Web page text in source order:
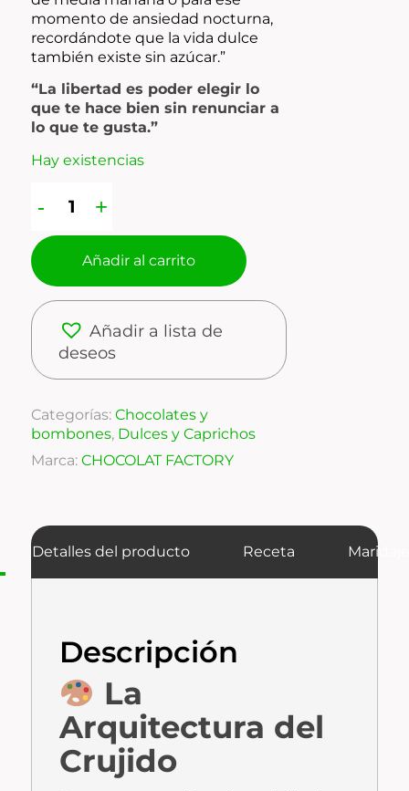
momento de ansiedad nocturna,
recordándote que la vida dulce
también existe sin azúcar.”
“La libertad es poder elegir lo
que te hace bien sin renunciar a
lo que te gusta.”
Hay existencias
Añadir al carrito
Añadir a lista de
deseos
Categorías: Chocolates y
bombones, Dulces y Caprichos
Marca: CHOCOLAT FACTORY
Detalles del producto Receta
Descripción
La
Arquitectura del
Crujido